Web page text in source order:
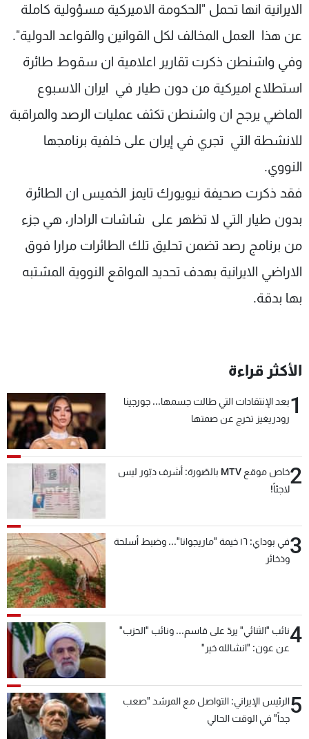
الايرانية انها تحمل "الحكومة الاميركية مسؤولية كاملة
عن هذا العمل المخالف لكل القوانين والقواعد الدولية".
وفي واشنطن ذكرت تقارير اعلامية ان سقوط طائرة
استطلاع اميركية من دون طيار في ايران الاسبوع
الماضي يرجح ان واشنطن تكثف عمليات الرصد والمراقبة
للانشطة التي تجري في إيران على خلفية برنامجها
النووي.
فقد ذكرت صحيفة نيويورك تايمز الخميس ان الطائرة
بدون طيار التي لا تظهر على شاشات الرادار، هي جزء
من برنامج رصد تضمن تحليق تلك الطائرات مرارا فوق
الاراضي الايرانية بهدف تحديد المواقع النووية المشتبه
بها بدقة.
الأكثر قراءة
1بعد الإنتقادات التي طالت جسمها... جورجينا
رودريغيز تخرج عن صمتها
2
خاص موقع MTV بالصّورة: أشرف دبّور ليس
لاجئاً!
3
في بوداي: ١٦ خيمة "ماريجوانا"... وضبط أسلحة
وذخائر
4نائب "الثنائي" يردّ على قاسم... ونائب "الحزب"
عن عون: "انشالله خير"
5الرئيس الإيراني: التواصل مع المرشد "صعب
جداً" في الوقت الحالي